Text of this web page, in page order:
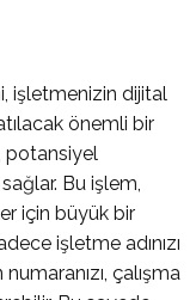
işletmenizin dijital
önemli bir
potansiyel
Bu işlem,
için büyük bir
işletme adınızı
çalışma